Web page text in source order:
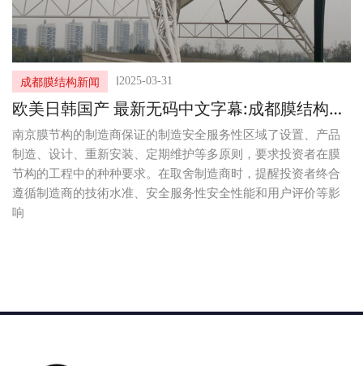
成都膜结构新闻 I2025-03-31
欧美日韩国产 最新无码中文字幕:成都膜结构厂
家有哪些膜结构加工服务
南京膜节构的制造商保证的制造安全服务性区域了设置、产品
制造、设计、重新安装、定期维护等多原则，要求投资者在膜
节构的工程中的种种要求。在取舍制造商时，提醒投资者终合
遵循制造商的技術水准、安全服务性安全性能和用户评价等影
响